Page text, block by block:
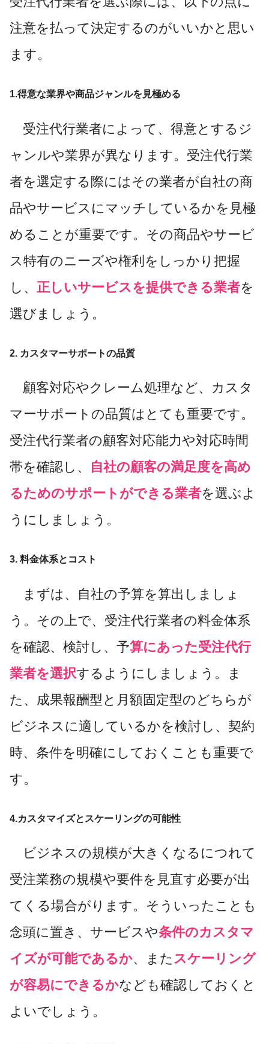
注意を払って決定するのがいいかと思い
ます。
1.得意な業界や商品ジャンルを見極める
受注代行業者によって、得意とするジ
ャンルや業界が異なります。受注代行業
者を選定する際にはその業者が自社の商
品やサービスにマッチしているかを見極
めることが重要です。その商品やサービ
ス特有のニーズや権利をしっかり把握
し、 正しいサービスを提供できる業者を
選びましょう。
2. カスタマーサポートの品質
顧客対応やクレーム処理など、カスタ
マーサポートの品質はとても重要です。
受注代行業者の顧客対応能力や対応時間
帯を確認し、
自社の顧客の満足度を高め
るためのサポートができる業者を選ぶよ
うにしましょう。
3. 料金体系とコスト
まずは、自社の予算を算出しましょ
う。その上で、受注代行業者の料金体系
を確認、検討し、予算にあった受注代行
業者を選択するようにしましょう。ま
た、成果報酬型と月額固定型のどちらが
ビジネスに適しているかを検討し、契約
時、条件を明確にしておくことも重要で
す。
4.カスタマイズとスケーリングの可能性
ビジネスの規模が大きくなるにつれて
受注業務の規模や要件を見直す必要が出
てくる場合がります。そういったことも
念頭に置き、サービスや条件のカスタマ
イズが可能であるか、また スケーリング
が容易にできるかなども確認しておくと
よいでしょう。